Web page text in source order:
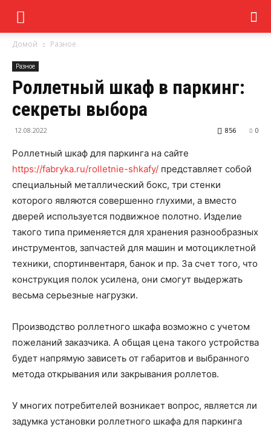
Домой Разное
Разное
Роллетный шкаф в паркинг:
секреты выбора
12.08.2022 0
856
Роллетный шкаф для паркинга на сайте
https://fabryka.ru/rolletnie-shkafy/ представляет собой
специальный металлический бокс, три стенки
которого являются совершенно глухими, а вместо
дверей используется подвижное полотно. Изделие
такого типа применяется для хранения разнообразных
инструментов, запчастей для машин и мотоциклетной
техники, спортинвентаря, банок и пр. За счет того, что
конструкция полок усилена, они смогут выдержать
весьма серьезные нагрузки.
Производство роллетного шкафа возможно с учетом
пожеланий заказчика. А общая цена такого устройства
будет напрямую зависеть от габаритов и выбранного
метода открывания или закрывания роллетов.
У многих потребителей возникает вопрос, является ли
задумка установки роллетного шкафа для паркинга